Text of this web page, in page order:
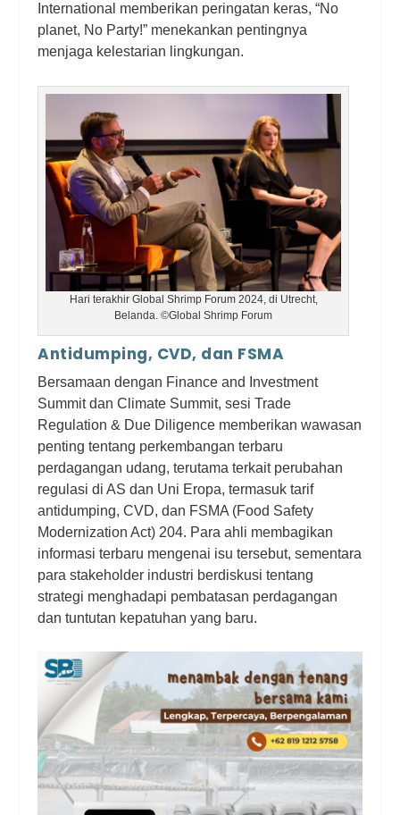
International memberikan peringatan keras, “No
planet, No Party!” menekankan pentingnya
menjaga kelestarian lingkungan.
Hari terakhir Global Shrimp Forum 2024, di Utrecht,
Belanda. ©Global Shrimp Forum
Antidumping, CVD, dan FSMA
Bersamaan dengan Finance and Investment
Summit dan Climate Summit, sesi Trade
Regulation & Due Diligence memberikan wawasan
penting tentang perkembangan terbaru
perdagangan udang, terutama terkait perubahan
regulasi di AS dan Uni Eropa, termasuk tarif
antidumping, CVD, dan FSMA (Food Safety
Modernization Act) 204. Para ahli membagikan
informasi terbaru mengenai isu tersebut, sementara
para stakeholder industri berdiskusi tentang
strategi menghadapi pembatasan perdagangan
dan tuntutan kepatuhan yang baru.